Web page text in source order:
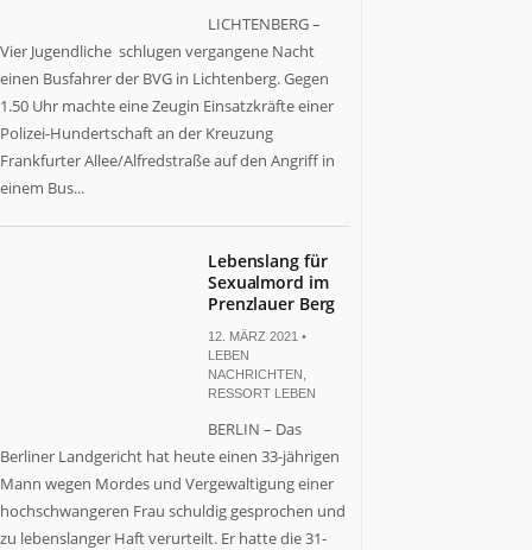
LICHTENBERG –
Vier Jugendliche schlugen vergangene Nacht
einen Busfahrer der BVG in Lichtenberg. Gegen
1.50 Uhr machte eine Zeugin Einsatzkräfte einer
Polizei-Hundertschaft an der Kreuzung
Frankfurter Allee/Alfredstraße auf den Angriff in
einem Bus...
Lebenslang für
Sexualmord im
Prenzlauer Berg
12. MÄRZ 2021 •
LEBEN
NACHRICHTEN
RESSORT LEBEN
BERLIN – Das
Berliner Landgericht hat heute einen 33-jährigen
Mann wegen Mordes und Vergewaltigung einer
hochschwangeren Frau schuldig gesprochen und
zu lebenslanger Haft verurteilt. Er hatte die 31-